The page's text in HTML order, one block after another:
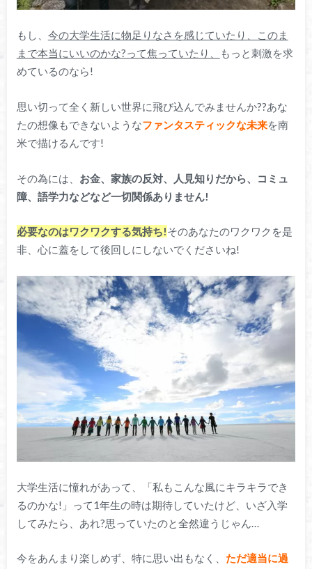
もし、 今の大学生活に物足りなさを感じていたり、このま
まで本当にいいのかな?って焦っていたり、
もっと刺激を求
めているのなら!
思い切って全く新しい世界に飛び込んでみませんか??あな
たの想像もできないようなファンタスティックな未来を南
米で描けるんです!
その為には、 お金、家族の反対、人見知りだから、コミュ
障、語学力などなど一切関係ありません!
必要なのはワクワクする気持ち!そのあなたのワクワクを是
非、心に蓋をして後回しにしないでくださいね!
大学生活に憧れがあって、「私もこんな風にキラキラでき
るのかな!」って1年生の時は期待していたけど、いざ入学
してみたら、あれ?思っていたのと全然違うじゃん…
今をあんまり楽しめず、特に思い出もなく、 ただ適当に過